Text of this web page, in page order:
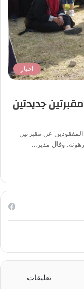
اخبار
جديدتين
عن مقبرتين
وقال مدير…
تعليقات